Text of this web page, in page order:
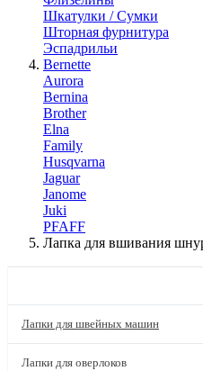
Шкатулки / Сумки
Шторная фурнитура
Эспадрильи
Bernette
Aurora
Bernina
Brother
Elna
Family
Husqvarna
Jaguar
Janome
Juki
PFAFF
Лапка для вшивания
Лапки для швейных машин
Лапки для оверлоков